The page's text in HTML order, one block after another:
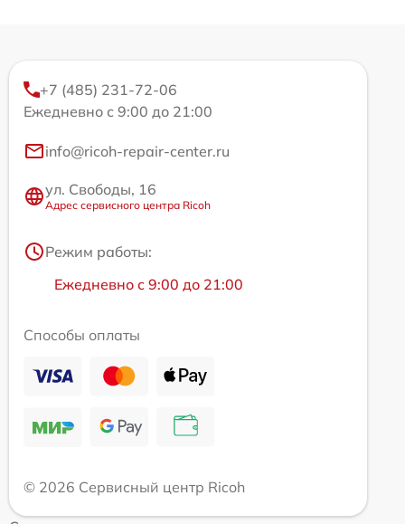
+7 (485) 231-72-06
Ежедневно с 9:00 до 21:00
info@ricoh-repair-center.ru
ул. Свободы, 16
Адрес сервисного центра Ricoh
Режим работы:
Ежедневно с 9:00 до 21:00
Способы оплаты
© 2026 Сервисный центр Ricoh